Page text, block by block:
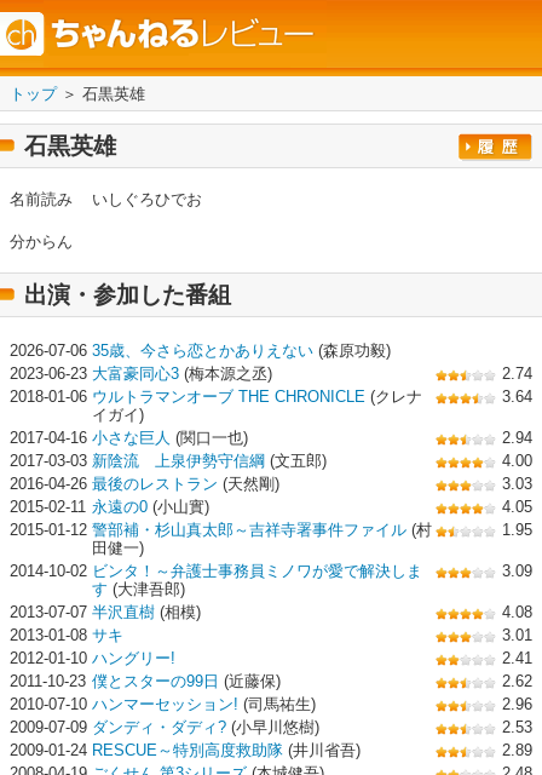
トップ＞ 石黒英雄
石黒英雄
名前読み いしぐろひでお
分からん
出演・参加した番組
2026-07-06 35歳、今さら恋とかありえない (森原功毅)
2023-06-23 大富豪同心3 (梅本源之丞)
2.74
2018-01-06 ウルトラマンオーブ THE CHRONICLE (クレナ
イガイ)
3.64
2017-04-16 小さな巨人 (関口一也)
2.94
2017-03-03 新陰流 上泉伊勢守信綱 (文五郎)
4.00
2016-04-26 最後のレストラン (天然剛)
3.03
2015-02-11 永遠の0 (小山實)
4.05
2015-01-12 警部補・杉山真太郎～吉祥寺署事件ファイル (村
田健一)
1.95
2014-10-02 ビンタ！～弁護士事務員ミノワが愛で解決しま
す (大津吾郎)
3.09
2013-07-07 半沢直樹 (相模)
4.08
2013-01-08 サキ
3.01
2012-01-10 ハングリー!
2.41
2011-10-23 僕とスターの99日 (近藤保)
2.62
2010-07-10 ハンマーセッション! (司馬祐生)
2.96
2009-07-09 ダンディ・ダディ? (小早川悠樹)
2.53
2009-01-24 RESCUE～特別高度救助隊 (井川省吾)
2.89